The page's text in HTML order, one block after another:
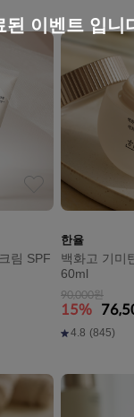
림 SPF
한율
백화고 기미
60ml
90,000원
15%
4.8 (845)
된 이벤트 입니